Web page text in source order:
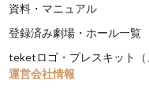
資料・マニュアル
登録済み劇場・ホール一覧
teketロゴ・プレスキット（
運営会社情報